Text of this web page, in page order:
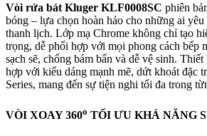
Vòi rửa bát Kluger KLF0008SC phiên
bóng – lựa chọn hoàn hảo cho những ai
thanh lịch. Lớp mạ Chrome không chỉ tạo
trọng, dễ phối hợp với mọi phong cách bếp
sạch sẽ, chống bám bẩn và dễ vệ sinh.
hợp với kiểu dáng mạnh mẽ, dứt khoát đặc
Series, mang đến sự tiện nghi tối đa trong
VÒI XOAY 360o TỐI ƯU KHẢ NĂNG